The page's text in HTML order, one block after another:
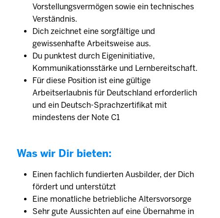
Vorstellungsvermögen sowie ein technisches
Verständnis.
Dich zeichnet eine sorgfältige und
gewissenhafte Arbeitsweise aus.
Du punktest durch Eigeninitiative,
Kommunikationsstärke und Lernbereitschaft.
Für diese Position ist eine gültige
Arbeitserlaubnis für Deutschland erforderlich
und ein Deutsch-Sprachzertifikat mit
mindestens der Note C1
Was wir Dir bieten:
Einen fachlich fundierten Ausbilder, der Dich
fördert und unterstützt
Eine monatliche betriebliche Altersvorsorge
Sehr gute Aussichten auf eine Übernahme in